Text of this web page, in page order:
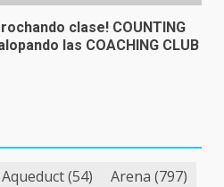
clase! COUNTING
las COACHING CLUB
Aqueduct(54) Arena (797)